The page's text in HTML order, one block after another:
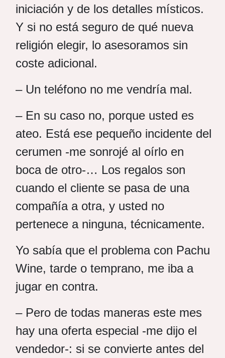
iniciación y de los detalles místicos.
Y si no está seguro de qué nueva
religión elegir, lo asesoramos sin
coste adicional.
– Un teléfono no me vendría mal.
– En su caso no, porque usted es
ateo. Está ese pequeño incidente del
cerumen -me sonrojé al oírlo en
boca de otro-… Los regalos son
cuando el cliente se pasa de una
compañía a otra, y usted no
pertenece a ninguna, técnicamente.
Yo sabía que el problema con Pachu
Wine, tarde o temprano, me iba a
jugar en contra.
– Pero de todas maneras este mes
hay una oferta especial -me dijo el
vendedor-: si se convierte antes del